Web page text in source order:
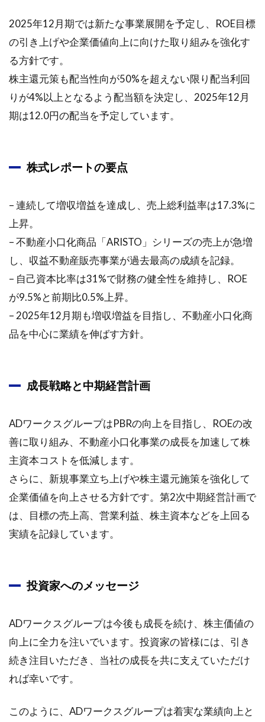
2025年12月期では新たな事業展開を予定し、ROE目標
の引き上げや企業価値向上に向けた取り組みを強化す
る方針です。
株主還元策も配当性向が50%を超えない限り配当利回
りが4%以上となるよう配当額を決定し、2025年12月
期は12.0円の配当を予定しています。
株式レポートの要点
– 連続して増収増益を達成し、売上総利益率は17.3%に
上昇。
– 不動産小口化商品「ARISTO」シリーズの売上が急増
し、収益不動産販売事業が過去最高の成績を記録。
– 自己資本比率は31%で財務の健全性を維持し、ROE
が9.5%と前期比0.5%上昇。
– 2025年12月期も増収増益を目指し、不動産小口化商
品を中心に業績を伸ばす方針。
成長戦略と中期経営計画
ADワークスグループはPBRの向上を目指し、ROEの改
善に取り組み、不動産小口化事業の成長を加速して株
主資本コストを低減します。
さらに、新規事業立ち上げや株主還元施策を強化して
企業価値を向上させる方針です。第2次中期経営計画で
は、目標の売上高、営業利益、株主資本などを上回る
実績を記録しています。
投資家へのメッセージ
ADワークスグループは今後も成長を続け、株主価値の
向上に全力を注いでいます。投資家の皆様には、引き
続き注目いただき、当社の成長を共に支えていただけ
れば幸いです。
このように、ADワークスグループは着実な業績向上と